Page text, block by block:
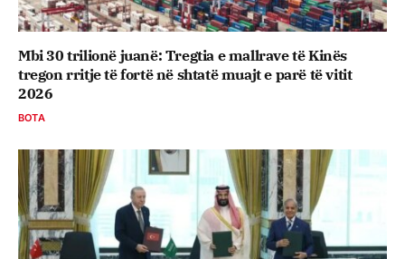
Mbi 30 trilionë juanë: Tregtia e mallrave të Kinës
tregon rritje të fortë në shtatë muajt e parë të vitit
2026
BOTA